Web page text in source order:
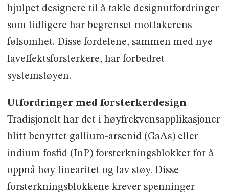
hjulpet designere til å takle designutfordringer
som tidligere har begrenset mottakerens
følsomhet. Disse fordelene, sammen med nye
laveffektsforsterkere, har forbedret
systemstøyen.
Utfordringer med forsterkerdesign
Tradisjonelt har det i høyfrekvensapplikasjoner
blitt benyttet gallium-arsenid (GaAs) eller
indium fosfid (InP) forsterkningsblokker for å
oppnå høy linearitet og lav støy. Disse
forsterkningsblokkene krever spenninger